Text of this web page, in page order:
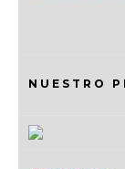
NUESTRO